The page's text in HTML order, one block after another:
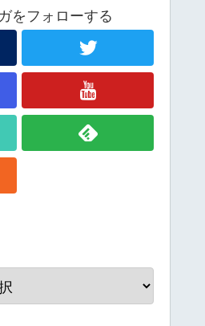
をフォローする